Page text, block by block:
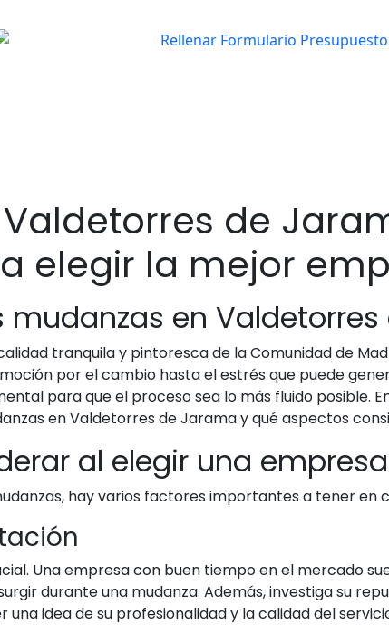
de
elegir la mejor
en
tranquila y pintoresca de la Comunidad de
por el cambio hasta el estrés que puede
para que el proceso sea lo más fluido posible.
en Valdetorres de Jarama y qué aspectos
al elegir una
hay varios factores importantes a tener en
Una empresa con buen tiempo en el mercado
durante una mudanza. Además, investiga su
idea de su profesionalidad y la calidad del